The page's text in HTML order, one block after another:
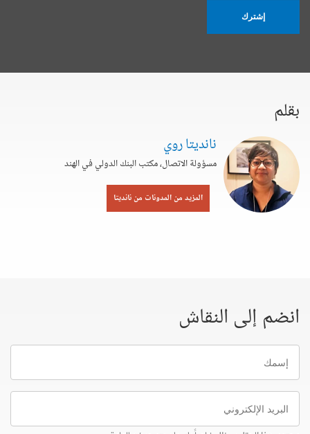
إشترك
بقلم
نانديتا روي
مسؤولة الاتصال، مكتب البنك الدولي في الهند
المزيد من المدونات من نانديتا
انضم إلى النقاش
إسمك
البريد
الإلكتروني